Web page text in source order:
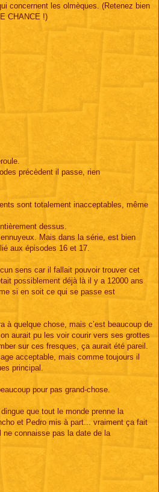
concernent les olmèques. (Retenez bien
CHANCE !)
précèdent il passe, rien
sont totalement inacceptables, même
dessus.
Mais dans la série, est bien
aux épisodes 16 et 17.
sens car il fallait pouvoir trouver cet
possiblement déjà là il y a 12000 ans
si en soit ce qui se passe est
à quelque chose, mais c’est beaucoup de
aurait pu les voir courir vers ses grottes
sur ces fresques, ça aurait été pareil.
acceptable, mais comme toujours il
principal.
pour pas grand-chose.
que tout le monde prenne la
et Pedro mis à part... vraiment ça fait
ne connaisse pas la date de la